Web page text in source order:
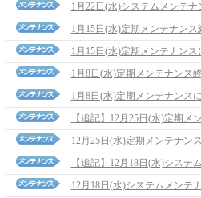
1月22日(水)システムメンテ
1月15日(水)定期メンテナン
1月15日(水)定期メンテナンス
1月8日(水)定期メンテナンス
1月8日(水)定期メンテナンス
【追記】12月25日(水)定期メ
12月25日(水)定期メンテナン
【追記】12月18日(水)システ
12月18日(水)システムメンテ